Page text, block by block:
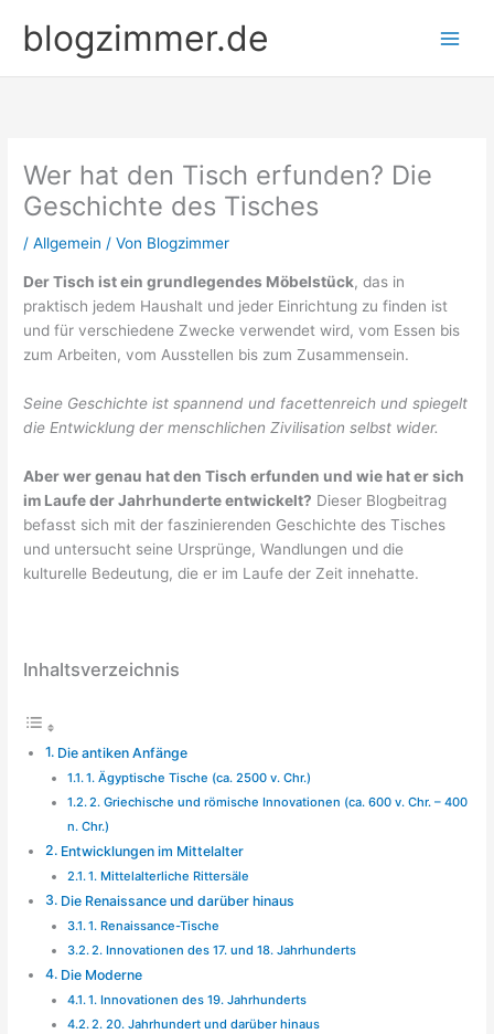
Inhaltblogzimmer.de
Wer hat den Tisch erfunden? Die
Geschichte des Tisches
/Allgemein / Von Blogzimmer
Der Tisch ist ein grundlegendes Möbelstück, das in
praktisch jedem Haushalt und jeder Einrichtung zu finden ist
und für verschiedene Zwecke verwendet wird, vom Essen bis
zum Arbeiten, vom Ausstellen bis zum Zusammensein.
Seine Geschichte ist spannend und facettenreich und spiegelt
die Entwicklung der menschlichen Zivilisation selbst wider.
Aber wer genau hat den Tisch erfunden und wie hat er sich
im Laufe der Jahrhunderte entwickelt? Dieser Blogbeitrag
befasst sich mit der faszinierenden Geschichte des Tisches
und untersucht seine Ursprünge, Wandlungen und die
kulturelle Bedeutung, die er im Laufe der Zeit innehatte.
Inhaltsverzeichnis
Die antiken Anfänge
1. Ägyptische Tische (ca. 2500 v. Chr.)
2. Griechische und römische Innovationen (ca. 600 v. Chr. – 400
n. Chr.)
Entwicklungen im Mittelalter
1. Mittelalterliche Rittersäle
Die Renaissance und darüber hinaus
1. Renaissance-Tische
2. Innovationen des 17. und 18. Jahrhunderts
Die Moderne
1. Innovationen des 19. Jahrhunderts
2. 20. Jahrhundert und darüber hinaus